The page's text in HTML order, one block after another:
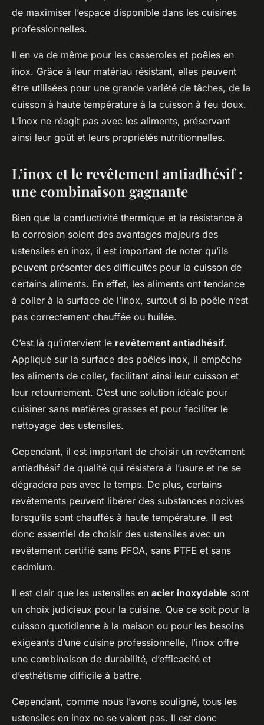
de maximiser l’espace disponible dans les cuisines
professionnelles.
Il en va de même pour les casseroles et poêles en
inox. Grâce à leur matériau résistant, elles peuvent
être utilisées pour une grande variété de tâches, de la
cuisson à haute température à la cuisson à feu doux.
L’inox ne réagit pas avec les aliments, préservant
ainsi leur goût et leurs propriétés nutritionnelles.
L’inox et le revêtement antiadhésif :
une combinaison gagnante
Bien que la conductivité thermique et la résistance à
la corrosion soient des avantages majeurs des
ustensiles en inox, il est important de noter qu’ils
peuvent présenter des difficultés pour la cuisson de
certains aliments. En effet, les aliments ont tendance
à coller à la surface de l’inox, surtout si la poêle n’est
pas correctement chauffée ou huilée.
C’est là qu’intervient le revêtement antiadhésif.
Appliqué sur la surface des poêles inox, il empêche
les aliments de coller, facilitant ainsi leur cuisson et
leur retournement. C’est une solution idéale pour
cuisiner sans matières grasses et pour faciliter le
nettoyage des ustensiles.
Cependant, il est important de choisir un revêtement
antiadhésif de qualité qui résistera à l’usure et ne se
dégradera pas avec le temps. De plus, certains
revêtements peuvent libérer des substances nocives
lorsqu’ils sont chauffés à haute température. Il est
donc essentiel de choisir des ustensiles avec un
revêtement certifié sans PFOA, sans PTFE et sans
cadmium.
Il est clair que les ustensiles en acier inoxydable sont
un choix judicieux pour la cuisine. Que ce soit pour la
cuisson quotidienne à la maison ou pour les besoins
exigeants d’une cuisine professionnelle, l’inox offre
une combinaison de durabilité, d’efficacité et
d’esthétisme difficile à battre.
Cependant, comme nous l’avons souligné, tous les
ustensiles en inox ne se valent pas. Il est donc